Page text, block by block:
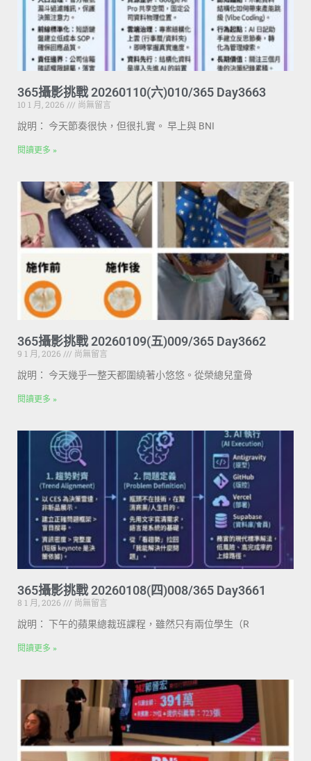
365攝影挑戰 20260110(六)010/365 Day3663
10 1 月, 2026
尚無留言
說明： 今天節奏很快，但很扎實。 早上與 BNI
閱讀更多 »
365攝影挑戰 20260109(五)009/365 Day3662
9 1 月, 2026
尚無留言
說明： 今天幾乎一整天都圍繞著小悠悠。從榮總兒童骨
閱讀更多 »
365攝影挑戰 20260108(四)008/365 Day3661
8 1 月, 2026
尚無留言
說明： 下午的蘋果總裁班課程，雖然只有兩位學生（R
閱讀更多 »